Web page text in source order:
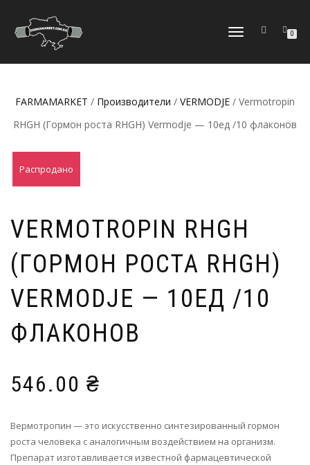
ПЕРЕКЛЮЧИТЬ
0
FARMAMARKET / Производители / VERMODJE / Vermotropin
RHGH (Гормон роста RHGH) Vermodje — 10ед /10 флаконов
Распродано
VERMOTROPIN RHGH
(ГОРМОН РОСТА RHGH)
VERMODJE — 10ЕД /10
ФЛАКОНОВ
546.00 ₴
Вермотропин — это искусственно синтезированный гормон
роста человека с аналогичным воздействием на организм.
Препарат изготавливается известной фармацевтической